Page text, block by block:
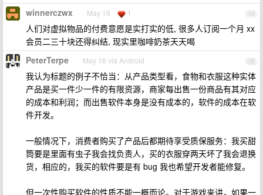
14
winnerczwx May 16 1
人们对虚拟物品的付费意愿是实打实的低, 很多人订阅一个月 xx
会员二三十块还得纠结, 现实里咖啡奶茶天天喝
15
PeterTerpe May 16 via Android
我认为标题的例子不恰当：从产品类型看，食物和衣服这种实体
产品是买一件少一件的有限资源，商家每出售一份商品有其对应
的成本和利润；而出售软件本身是没有成本的，软件的成本在软
件开发。
一般情况下，消费者购买了产品后都期待享受质保服务：我买甜
筒要是里面有虫子我会找负责人，买的衣服穿两天坏了我会退换
货，相应的，我买的软件要是有 bug 我也希望开发者能修复。
但一次性购买软件的性质不能一概而论。对于游戏来讲，如果一